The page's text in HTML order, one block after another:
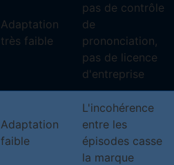
Adaptation
très faible
pas de contrôle
de
prononciation,
pas de licence
d'entreprise
Adaptation
faible
L'incohérence
entre les
épisodes casse
la marque